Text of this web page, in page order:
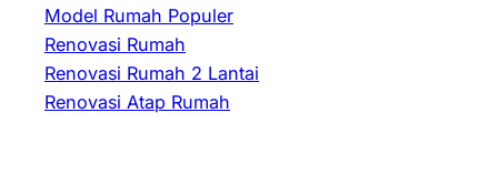
Model Rumah Populer
Renovasi Rumah
Renovasi Rumah 2 Lantai
Renovasi Atap Rumah